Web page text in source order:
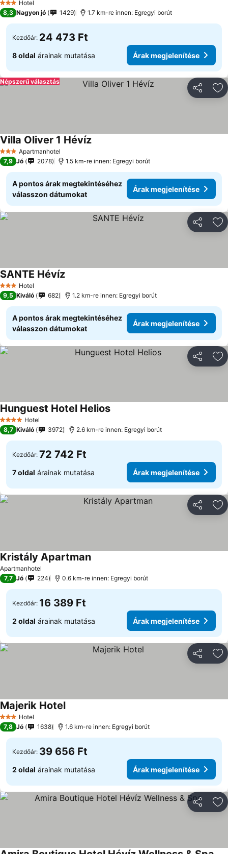
3 Kategória
Hotel
8,3 Nagyon jó 1429 1.7 km-re innen: Egregyi borút
Kezdőár: 24 473 Ft
8 oldal árainak mutatása Árak megjelenítése
Népszerű választás
3 KategóriaApartmanhotel
Villa Oliver 1 HévízÁrak megjelenítése
7,9 Jó 2078 1.5 km-re innen: Egregyi borút
A pontos árak megtekintéséhez
válasszon dátumokat
Árak megjelenítése
3 Kategória
Hotel
SANTE HévízÁrak megjelenítése
9,5 Kiváló 682 1.2 km-re innen: Egregyi borút
A pontos árak megtekintéséhez
válasszon dátumokat
Árak megjelenítése
4 KategóriaHotel
Hunguest Hotel HeliosÁrak megjelenítése
8,7 Kiváló 3972 2.6 km-re innen: Egregyi borút
Kezdőár: 72 742 Ft
7 oldal árainak mutatása Árak megjelenítése
Apartmanhotel
Kristály ApartmanÁrak megjelenítése
7,7 Jó 224 0.6 km-re innen: Egregyi borút
Kezdőár: 16 389 Ft
2 oldal árainak mutatása Árak megjelenítése
3 Kategória
Hotel
Majerik HotelÁrak megjelenítése
7,8 Jó 1638 1.6 km-re innen: Egregyi borút
Kezdőár: 39 656 Ft
2 oldal árainak mutatása Árak megjelenítése